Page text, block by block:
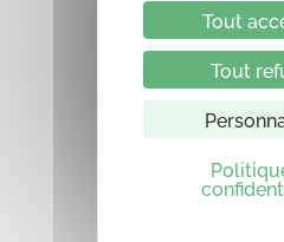
Tout
Tout